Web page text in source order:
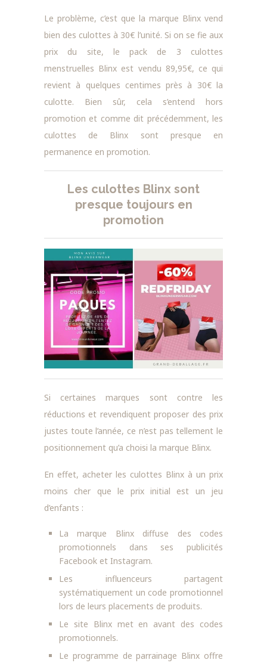
Le problème, c’est que la marque Blinx vend
bien des culottes à 30€ l’unité. Si on se fie aux
prix du site, le pack de 3 culottes
menstruelles Blinx est vendu 89,95€, ce qui
revient à quelques centimes près à 30€ la
culotte. Bien sûr, cela s’entend hors
promotion et comme dit précédemment, les
culottes de Blinx sont presque en
permanence en promotion.
Les culottes Blinx sont
presque toujours en
promotion
Si certaines marques sont contre les
réductions et revendiquent proposer des prix
justes toute l’année, ce n’est pas tellement le
positionnement qu’a choisi la marque Blinx.
En effet, acheter les culottes Blinx à un prix
moins cher que le prix initial est un jeu
d’enfants :
La marque Blinx diffuse des codes
promotionnels dans ses publicités
Facebook et Instagram.
Les influenceurs partagent
systématiquement un code promotionnel
lors de leurs placements de produits.
Le site Blinx met en avant des codes
promotionnels.
Le programme de parrainage Blinx offre